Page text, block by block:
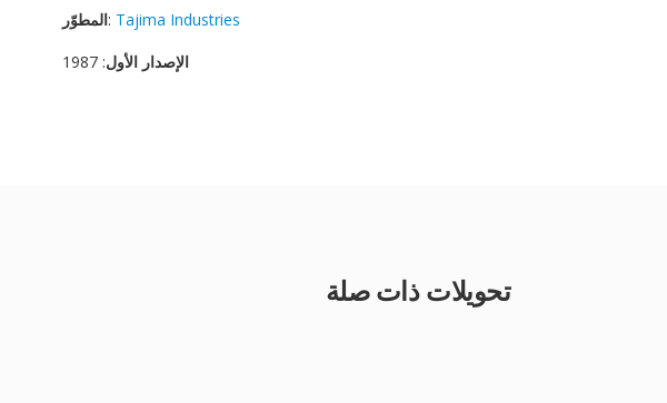
المطوّر: Tajima Industries
الإصدار الأول: 1987
تحويلات ذات صلة